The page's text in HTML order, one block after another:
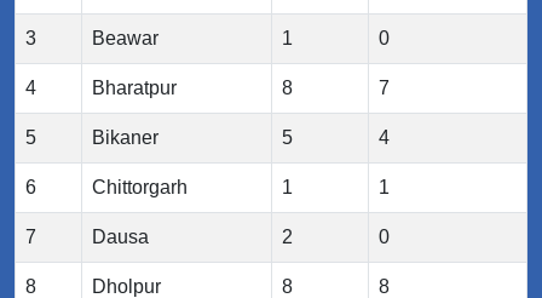
3 Beawar 1 0
4 Bharatpur 8 7
5 Bikaner 5 4
6 Chittorgarh 1 1
7 Dausa 2 0
8 Dholpur 8 8